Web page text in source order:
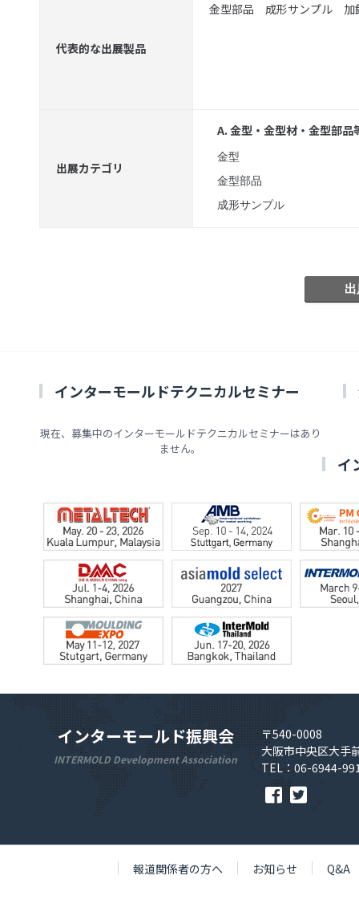
代表的な出展製品
金型部品 成形サンプル 加
出展カテゴリ
A. 金型・金型材・金型部品
金型
金型部品
成形サンプル
インターモールドテクニカルセミナー
現在、募集中のインターモールドテクニカルセミナーはあり
ません。
イ
インターモールド振興会
INTERMOLD Development Association
〒540-0008
大阪市中央区大手
TEL：06-6944-
報道関係者の方へ お知らせ Q&A